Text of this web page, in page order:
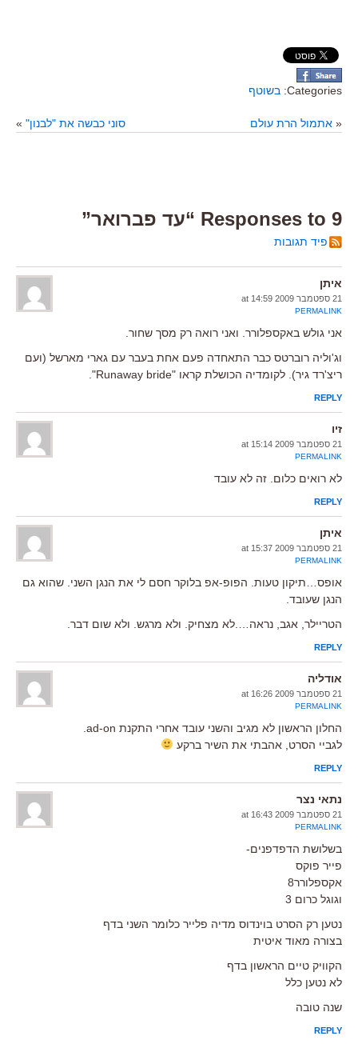
Categories: בשוטף
« אתמול הרת עולם סוני כבשה את "לבנון" »
9 Responses to “עד פברואר”
פיד תגובות
איתן
21 ספטמבר 2009 at 14:59
PERMALINK
אני גולש באקספלורר. ואני רואה רק מסך שחור.
וג'וליה רוברטס כבר התאחדה פעם אחת בעבר עם גארי מארשל (ועם
ריצ'רד גיר). לקומדיה הכושלת קראו "Runaway bride".
REPLY
זיו
21 ספטמבר 2009 at 15:14
PERMALINK
לא רואים כלום. זה לא עובד
REPLY
איתן
21 ספטמבר 2009 at 15:37
PERMALINK
אופס…תיקון טעות. הפופ-אפ בלוקר חסם לי את הנגן השני. שהוא גם
הנגן שעובד.
הטריילר, אגב, נראה….לא מצחיק. ולא מרגש. ולא שום דבר.
REPLY
אודליה
21 ספטמבר 2009 at 16:26
PERMALINK
החלון הראשון לא מגיב והשני עובד אחרי התקנת ad-on.
לגביי הסרט, אהבתי את השיר ברקע
REPLY
נתאי נצר
21 ספטמבר 2009 at 16:43
PERMALINK
בשלושת הדפדפנים-
פייר פוקס
אקספלורר8
וגוגל כרום 3
נטען רק הסרט בוינדוס מדיה פלייר כלומר השני בדף
בצורה מאוד איטית
הקוויק טיים הראשון בדף
לא נטען כלל
שנה טובה
REPLY